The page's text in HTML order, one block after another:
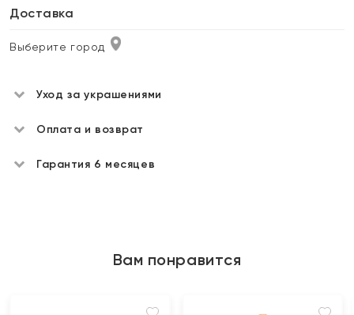
Доставка
Выберите город
Уход за украшениями
Оплата и возврат
Гарантия 6 месяцев
Вам понравится